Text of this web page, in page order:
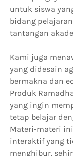
untuk siswa
bidang
tantangan
Kami juga
yang didesain
bermakna dan
Produk
yang ingin
tetap belajar
Materi-materi
interaktif yang
menghibur,